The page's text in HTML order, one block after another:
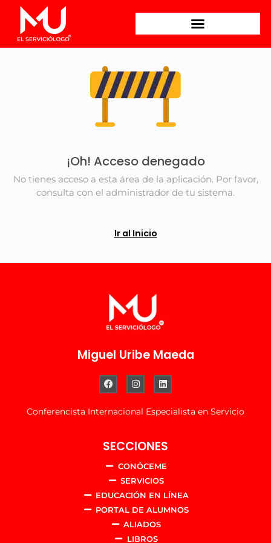
¡Oh! Acceso denegado
No tienes acceso a esta área de la aplicación. Por favor,
consulta con el administrador de tu sistema.
Ir al Inicio
Miguel Uribe Maeda
Conferencista Internacional Especialista en Servicio
SECCIONES
CONÓCEME
SERVICIOS
EDUCACIÓN EN LÍNEA
PORTAL DE ALUMNOS
ALIADOS
LIBROS